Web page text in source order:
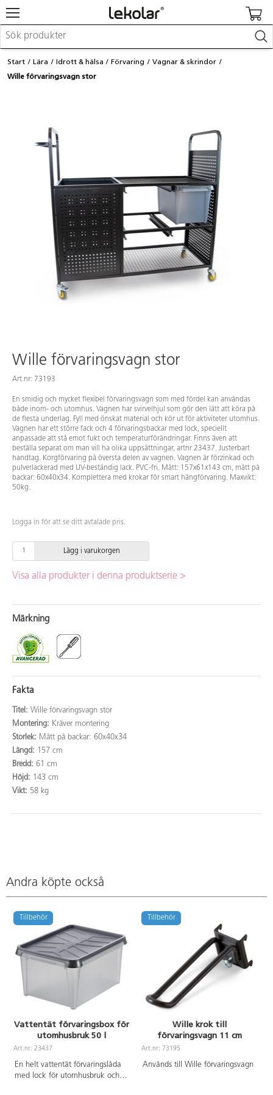
Möbler & inredning
Lekplatsutrustning & utemiljö
Skolförbrukning & kontorsmaterial
Logga in / Registrera dig
Hitta din säljare
Kontakta Lekolar
Start Lära Idrott & hälsa Förvaring
Vagnar & skrindor
Wille förvaringsvagn stor
Wille förvaringsvagn stor
Art.nr: 73193
En smidig och mycket flexibel förvaringsvagn som med fördel kan användas
både inom- och utomhus. Vagnen har svirvelhjul som gör den lätt att köra på
de flesta underlag. Fyll med önskat material och kör ut för aktiviteter utomhus.
Vagnen har ett större fack och 4 förvaringsbackar med lock, speciellt
anpassade att stå emot fukt och temperaturförändringar. Finns även att
beställa separat om man vill ha olika uppsättningar, artnr 23437. Justerbart
handtag. Korgförvaring på översta delen av vagnen. Vagnen är förzinkad och
pulverlackerad med UV-beständig lack. PVC-fri. Mått: 157x61x143 cm, mått på
backar: 60x40x34. Komplettera med krokar för smart hängförvaring. Maxvikt:
50kg.
Logga in för att se ditt avtalade pris.
Lägg i varukorgen
Visa alla produkter i denna produktserie >
Märkning
Fakta
Titel: Wille förvaringsvagn stor
Montering: Kräver montering
Storlek: Mått på backar: 60x40x34
Längd: 157 cm
Bredd: 61 cm
Höjd: 143 cm
Vikt: 58 kg
Andra köpte också
Tillbehör
Vattentät förvaringsbox för
utomhusbruk 50 l
Art.nr: 23437
En helt vattentät förvaringslåda
med lock för utomhusbruk och
Tillbehör
Wille krok till
förvaringsvagn 11 cm
Art.nr: 73195
Används till Wille förvaringsvagn